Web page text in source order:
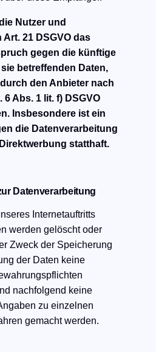
Nutzer und
21 DSGVO das
gegen die künftige
betreffenden Daten,
den Anbieter nach
6 Abs. 1 lit. f) DSGVO
Insbesondere ist ein
die Datenverarbeitung
statthaft.
Datenverarbeitung
Internetauftritts
werden gelöscht oder
Zweck der Speicherung
der Daten keine
nachfolgend keine
zu einzelnen
gemacht werden.